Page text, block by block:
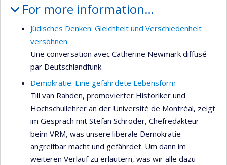
For more information…
Jüdisches Denken: Gleichheit und Verschiedenheit
versöhnen
Une conversation avec Catherine Newmark diffusé
par Deutschlandfunk
Demokratie. Eine gefährdete Lebensform
Till van Rahden, promovierter Historiker und
Hochschullehrer an der Université de Montréal, zeigt
im Gespräch mit Stefan Schröder, Chefredakteur
beim VRM, was unsere liberale Demokratie
angreifbar macht und gefährdet. Um dann im
weiteren Verlauf zu erläutern, was wir alle dazu